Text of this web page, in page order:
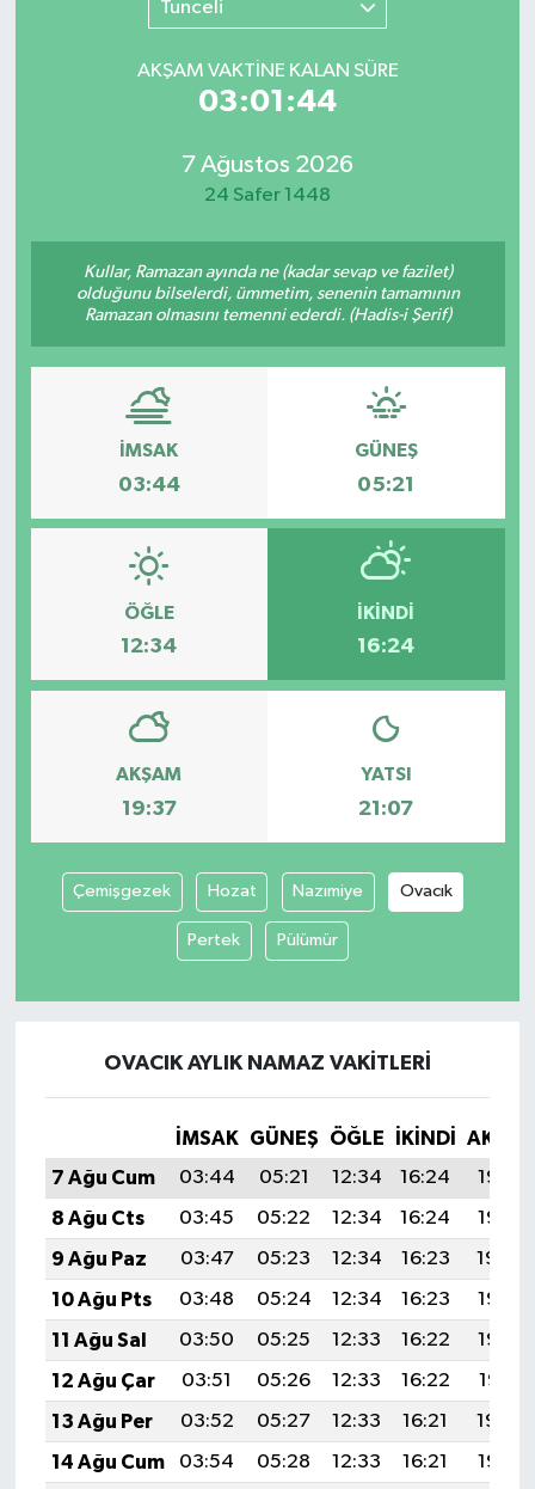
Tunceli
AKŞAM VAKTİNE KALAN SÜRE
03:01:44
7 Ağustos 2026
24 Safer 1448
Kullar, Ramazan ayında ne (kadar sevap ve fazilet)
olduğunu bilselerdi, ümmetim, senenin tamamının
Ramazan olmasını temenni ederdi. (Hadis-i Şerif)
İMSAK
03:44
GÜNEŞ
05:21
ÖĞLE
12:34
İKINDI
16:24
AKŞAM
19:37
YATSI
21:07
Çemişgezek Hozat Nazımiye Ovacık
Pertek Pülümür
OVACIK AYLIK NAMAZ VAKITLERI
İMSAK GÜNEŞ ÖĞLE İKINDI
7 Ağu Cum
03:44 05:21 12:34 16:24
19:37
8 Ağu Cts
03:45 05:22 12:34 16:24
19:36
9 Ağu Paz
03:47 05:23 12:34 16:23
19:34
10 Ağu Pts
03:48 05:24 12:34 16:23
19:33
11 Ağu Sal
03:50 05:25 12:33 16:22
19:32
12 Ağu Çar
03:51 05:26 12:33 16:22
19:31
13 Ağu Per
03:52 05:27 12:33 16:21
19:30
14 Ağu Cum
03:54 05:28 12:33 16:21
19:28
YARIŞMA/ETKİNLİKLER
MEVZUAT/KARARLAR